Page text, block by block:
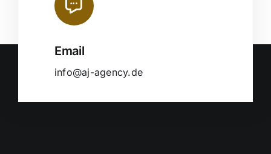
Email
info@aj-agency.de